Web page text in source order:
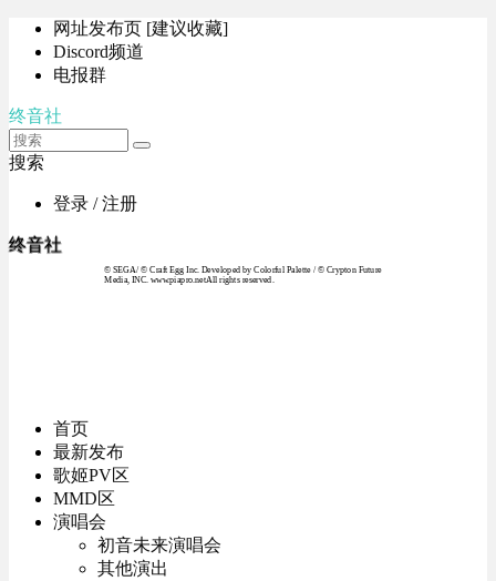
网址发布页 [建议收藏]
Discord频道
电报群
终音社
搜索
登录 / 注册
终音社
© SEGA / © Craft Egg Inc. Developed by Colorful Palette / © Crypton Future
Media, INC. www.piapro.netAll rights reserved.
首页
最新发布
歌姬PV区
MMD区
演唱会
初音未来演唱会
其他演出